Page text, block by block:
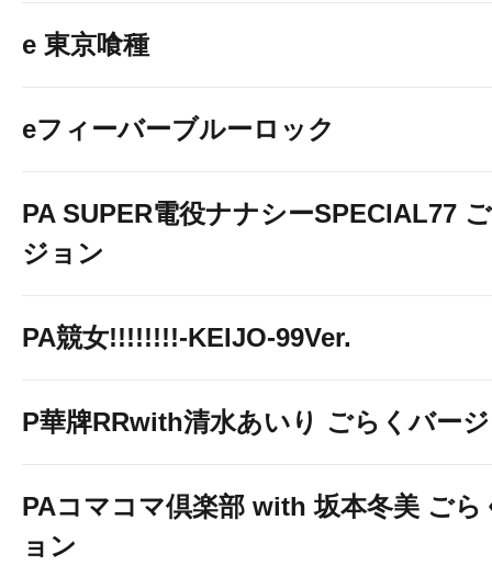
e 東京喰種
eフィーバーブルーロック
PA SUPER電役ナナシーSPECIAL77
ジョン
PA競女!!!!!!!!-KEIJO-99Ver.
P華牌RRwith清水あいり ごらくバー
PAコマコマ倶楽部 with 坂本冬美 ごら
ョン